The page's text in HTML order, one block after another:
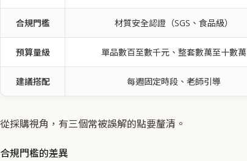
合規門檻 材質安全認證（SGS、食品級）
預算量級 單品數百至數千元、整套數萬至十數萬
建議搭配 每週固定時段、老師引導
從採購視角，有三個常被誤解的點要釐清。
合規門檻的差異